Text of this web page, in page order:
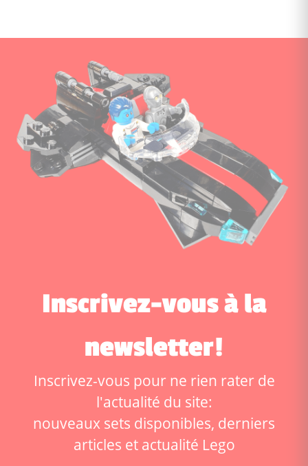
Inscrivez-vous à la
newsletter!
Inscrivez-vous pour ne rien rater de
l'actualité du site:
nouveaux sets disponibles, derniers
articles et actualité Lego